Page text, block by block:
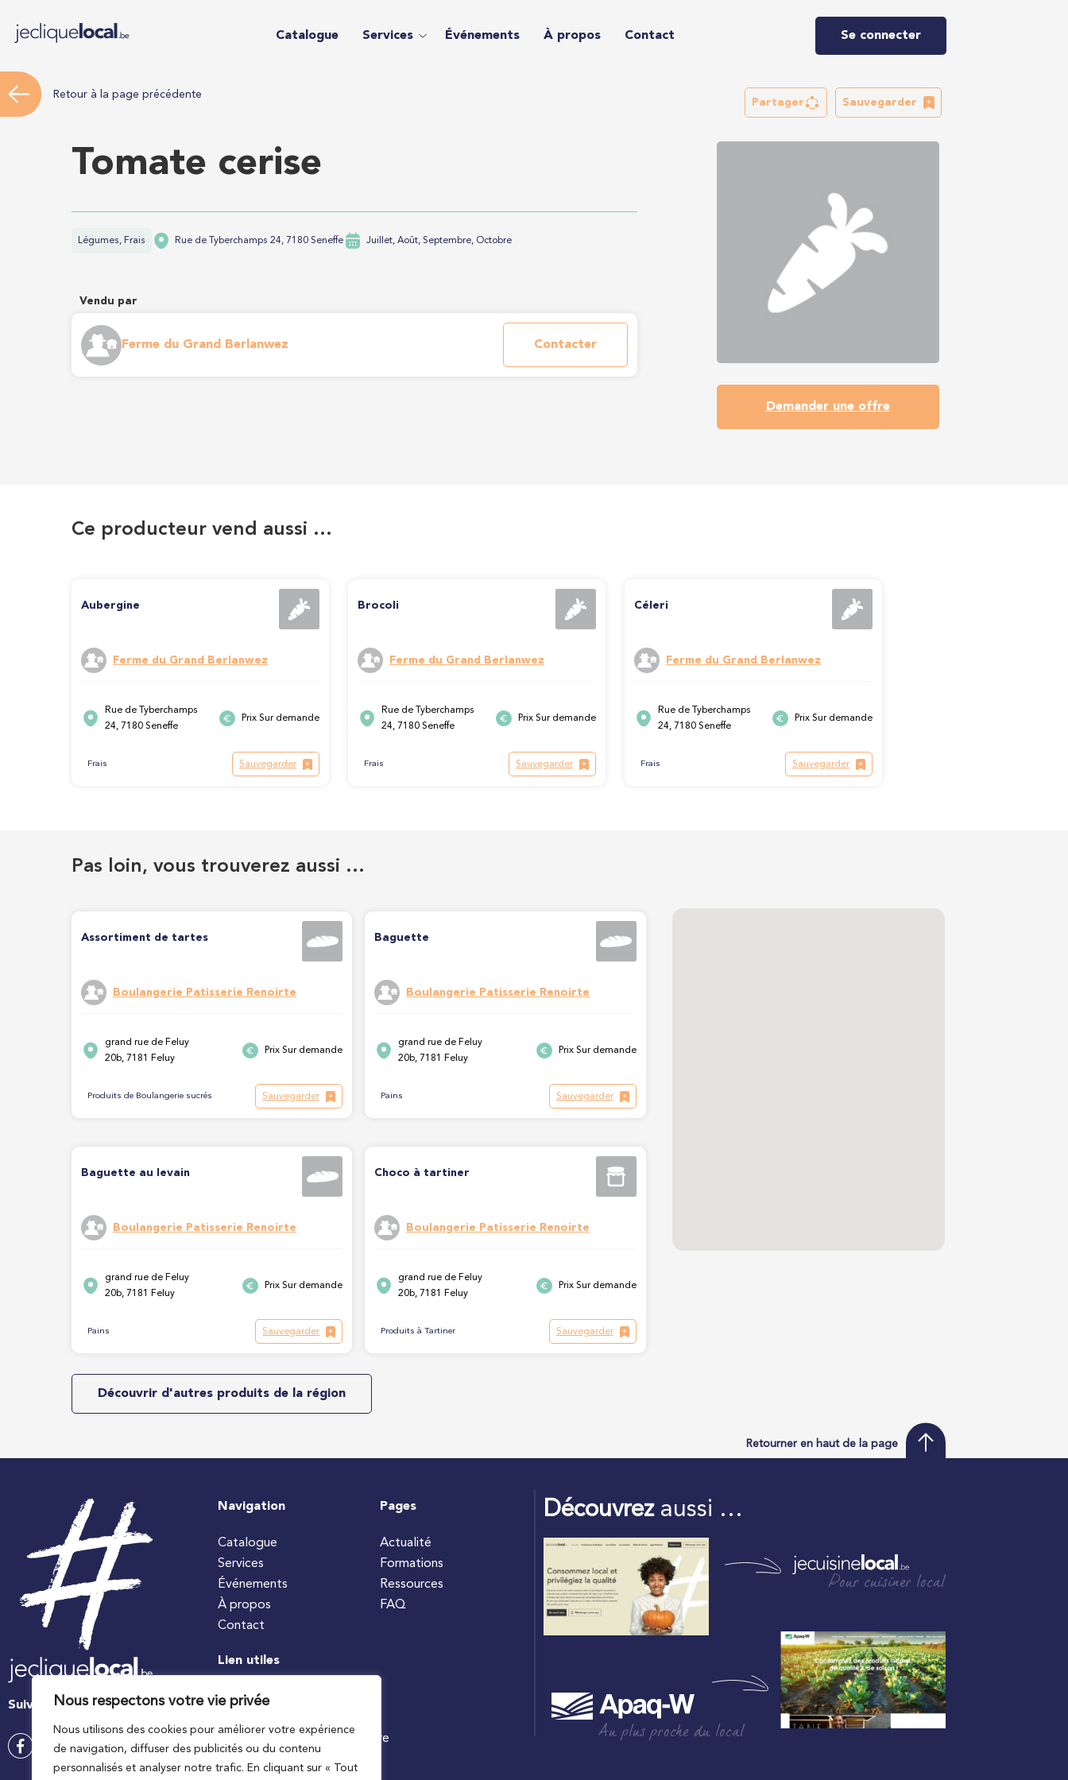
Nous respectons votre vie privée
Nous utilisons des cookies pour améliorer votre expérience
de navigation, diffuser des publicités ou du contenu
personnalisés et analyser notre trafic. En cliquant sur « Tout
Catalogue Services Événements À propos Contact Se connecter
Retour à la page précédente
Partager Sauvegarder
Tomate cerise
Légumes, Frais Rue de Tyberchamps 24, 7180 Seneffe Juillet, Août, Septembre, Octobre
Vendu par
Ferme du Grand Berlanwez Contacter
Demander une offre
Ce producteur vend aussi …
Aubergine
Ferme du Grand Berlanwez
Rue de Tyberchamps
24, 7180 Seneffe
Prix Sur demande
Frais Sauvegarder
Brocoli
Ferme du Grand Berlanwez
Rue de Tyberchamps
24, 7180 Seneffe
Prix Sur demande
Frais Sauvegarder
Céleri
Ferme du Grand Berlanwez
Rue de Tyberchamps
24, 7180 Seneffe
Prix Sur demande
Frais Sauvegarder
Pas loin, vous trouverez aussi …
Assortiment de tartes
Boulangerie Patisserie Renoirte
grand rue de Feluy
20b, 7181 Feluy
Prix Sur demande
Produits de Boulangerie sucrés Sauvegarder
Baguette
Boulangerie Patisserie Renoirte
grand rue de Feluy
20b, 7181 Feluy
Prix Sur demande
Pains Sauvegarder
Baguette au levain
Boulangerie Patisserie Renoirte
grand rue de Feluy
20b, 7181 Feluy
Prix Sur demande
Pains Sauvegarder
Choco à tartiner
Boulangerie Patisserie Renoirte
grand rue de Feluy
20b, 7181 Feluy
Prix Sur demande
Produits à Tartiner Sauvegarder
Découvrir d'autres produits de la région
Retourner en haut de la page
Suivez-nous
Navigation
Catalogue
Services
Événements
À propos
Contact
Pages
Actualité
Formations
Ressources
FAQ
Lien utiles
#jecuisinelocal
Ministre wallon de l’agriculture
Découvrezaussi …
Pour cuisiner local
Au plus proche du local